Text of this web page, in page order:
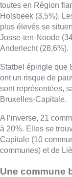
toutes en Région
Holsbeek (3,5%).
plus élevés se
Josse-ten-Noode
Anderlecht (28,6%).
Statbel épingle que
ont un risque de
sont représentées,
Bruxelles-Capitale.
A l’inverse, 21
à 20%. Elles se
Capitale (10
communes) et de
Une commune